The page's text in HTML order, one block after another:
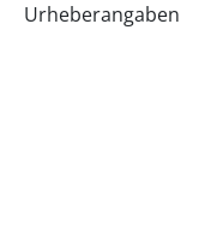
Urheberangaben